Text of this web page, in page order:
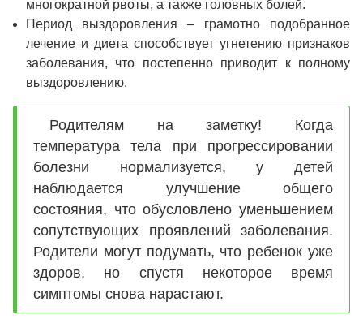
многократной рвоты, а также головных болей.
Период выздоровления – грамотно подобранное
лечение и диета способствует угнетению признаков
заболевания, что постепенно приводит к полному
выздоровлению.
Родителям на заметку! Когда
температура тела при прогрессировании
болезни нормализуется, у детей
наблюдается улучшение общего
состояния, что обусловлено уменьшением
сопутствующих проявлений заболевания.
Родители могут подумать, что ребенок уже
здоров, но спустя некоторое время
симптомы снова нарастают.